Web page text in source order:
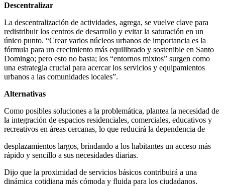
Descentralizar
La descentralización de actividades, agrega, se vuelve clave para
redistribuir los centros de desarrollo y evitar la saturación en un
único punto. “Crear varios núcleos urbanos de importancia es la
fórmula para un crecimiento más equilibrado y sostenible en Santo
Domingo; pero esto no basta; los “entornos mixtos” surgen como
una estrategia crucial para acercar los servicios y equipamientos
urbanos a las comunidades locales”.
Alternativas
Como posibles soluciones a la problemática, plantea la necesidad de
la integración de espacios residenciales, comerciales, educativos y
recreativos en áreas cercanas, lo que reducirá la dependencia de
desplazamientos largos, brindando a los habitantes un acceso más
rápido y sencillo a sus necesidades diarias.
Dijo que la proximidad de servicios básicos contribuirá a una
dinámica cotidiana más cómoda y fluida para los ciudadanos.